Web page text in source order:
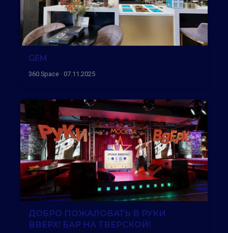
GEM
360 Space · 07.11.2025
ДОБРО ПОЖАЛОВАТЬ В РУКИ
ВВЕРХ! БАР НА ТВЕРСКОЙ!